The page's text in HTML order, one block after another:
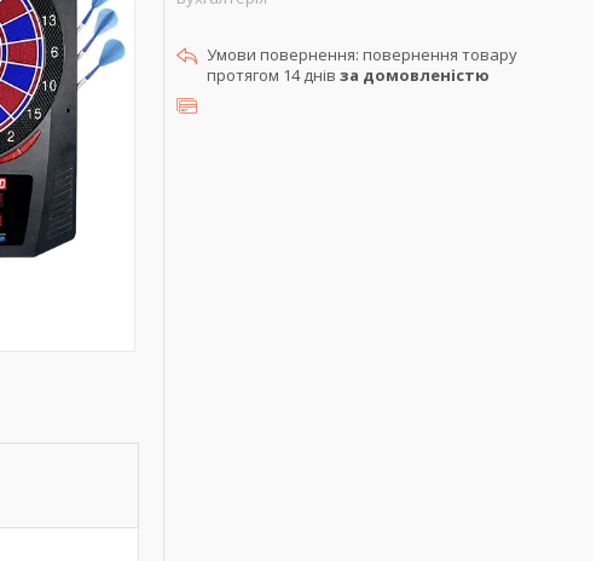
повернення товару
протягом 14 днів за домовленістю